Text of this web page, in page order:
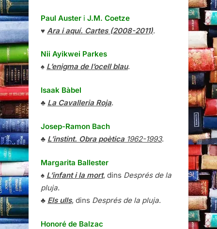
Paul Auster i J.M. Coetze
♥ Ara i aquí. Cartes (2008-2011).
Nii Ayikwei Parkes
♠ L’enigma de l’ocell blau.
Isaak Bàbel
♣ La Cavalleria Roja.
Josep-Ramon Bach
♣ L’instint. Obra poètica1962-1993.
Margarita Ballester
♠ L’infant i la mort, dins Després de la
pluja.
♣ Els ulls, dins Després de la pluja.
Honoré de Balzac